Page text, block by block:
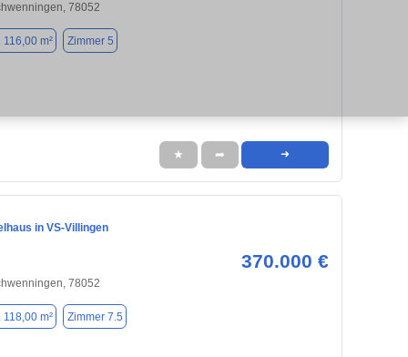
78052
116,00 m² Zimmer 5
★ ➦ ➜
in VS-Villingen
370.000 €
78052
118,00 m² Zimmer 7.5